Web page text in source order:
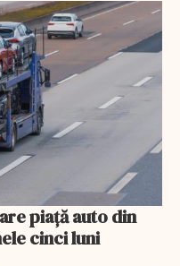
piață auto din
cinci luni